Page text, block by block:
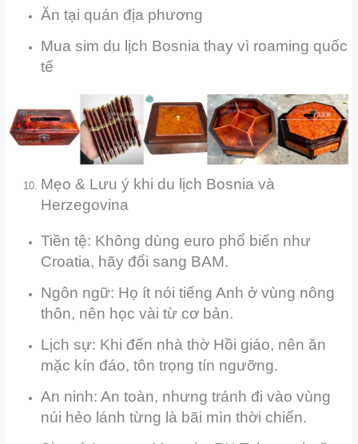
Ăn tại quán địa phương
Mua sim du lịch Bosnia thay vì roaming quốc
tế
Mẹo & Lưu ý khi du lịch Bosnia và
Herzegovina
Tiền tệ: Không dùng euro phổ biến như
Croatia, hãy đổi sang BAM.
Ngôn ngữ: Họ ít nói tiếng Anh ở vùng nông
thôn, nên học vài từ cơ bản.
Lịch sự: Khi đến nhà thờ Hồi giáo, nên ăn
mặc kín đáo, tôn trọng tín ngưỡng.
An ninh: An toàn, nhưng tránh đi vào vùng
núi hẻo lánh từng là bãi mìn thời chiến.